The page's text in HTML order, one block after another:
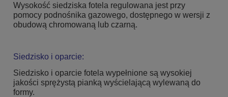
Wysokość siedziska fotela regulowana jest przy
pomocy podnośnika gazowego, dostępnego w wersji z
obudową chromowaną lub czarną.
Siedzisko i oparcie:
Siedzisko i oparcie fotela wypełnione są wysokiej
jakości sprężystą pianką wyścielającą wylewaną do
formy.